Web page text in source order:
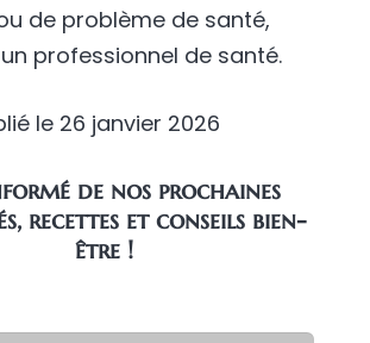
de problème de santé,
professionnel de santé.
le 26 janvier 2026
de nos prochaines
recettes et conseils bien-
être !